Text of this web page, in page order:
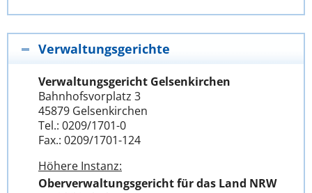
Verwaltungsgerichte
Verwaltungsgericht Gelsenkirchen
Bahnhofsvorplatz 3
45879 Gelsenkirchen
Tel.: 0209/1701-0
Fax.: 0209/1701-124
Höhere Instanz:
Oberverwaltungsgericht für das Land NRW